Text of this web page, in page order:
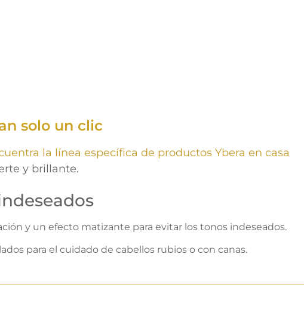
solo un clic
la línea específica de productos Ybera en casa
y brillante.
y un efecto matizante para evitar los tonos indeseados.
para el cuidado de cabellos rubios o con canas.